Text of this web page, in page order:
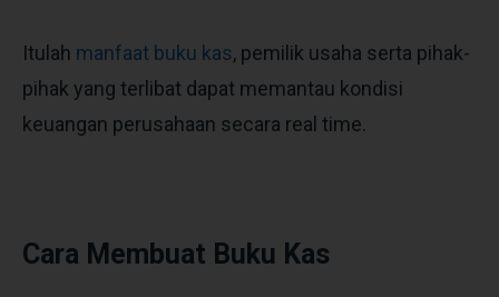
Itulah manfaat buku kas, pemilik usaha serta pihak-
pihak yang terlibat dapat memantau kondisi
keuangan perusahaan secara real time.
Cara Membuat Buku Kas